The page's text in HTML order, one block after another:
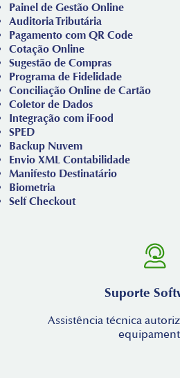
Painel de Gestão Online
Auditoria Tributária
Pagamento com QR Code
Cotação Online
Sugestão de Compras
Programa de Fidelidade
Conciliação Online de Cartão
Coletor de Dados
Integração com iFood
SPED
Backup Nuvem
Envio XML Contabilidade
Manifesto Destinatário
Biometria
Self Checkout
Suporte
Assistência técnica